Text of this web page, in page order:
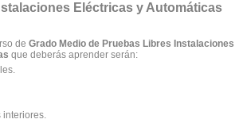
Eléctricas y Automáticas
de Grado Medio de Pruebas Libres Instalaciones
que deberás aprender serán:
interiores.